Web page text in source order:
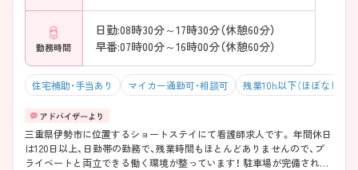
勤務時間
日勤:08時30分～17時30分（休憩60分）
早番:07時00分～16時00分（休憩60分）
住宅補助・手当あり マイカー通勤可・相談可 残業10h以下（ほぼなし）
三重県伊勢市に位置するショートステイにて看護師求人です。 年間休日
は120日以上、日勤帯の勤務で、残業時間もほとんどありませんので、プ
ライベートと両立できる働く環境が整っています！ 駐車場が完備されて